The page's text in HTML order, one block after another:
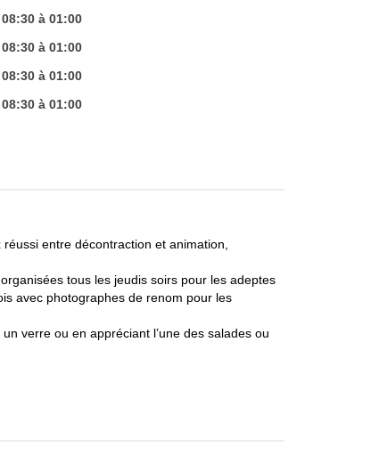
08:30 à 01:00
08:30 à 01:00
08:30 à 01:00
08:30 à 01:00
entre décontraction et animation,
tous les jeudis soirs pour les adeptes
avec photographes de renom pour les
verre ou en appréciant l’une des salades ou